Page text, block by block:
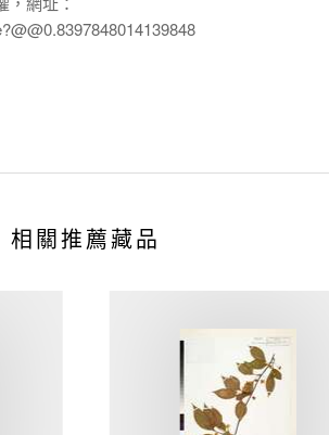
相關推薦藏品